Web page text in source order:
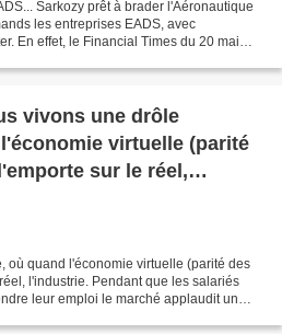
Sarkozy prêt à brader l'Aéronautique
les entreprises EADS, avec
En effet, le Financial Times du 20 mai
vivons une drôle
virtuelle (parité
sur le réel,
où quand l'économie virtuelle (parité des
l'industrie. Pendant que les salariés
leur emploi le marché applaudit un